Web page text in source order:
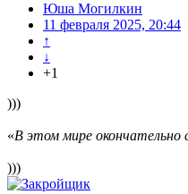
Юша Могилкин
11 февраля 2025, 20:44
↑
↓
+1
)))
«В этом мире окончательно
)))